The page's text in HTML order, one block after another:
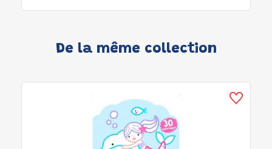
De la même collection